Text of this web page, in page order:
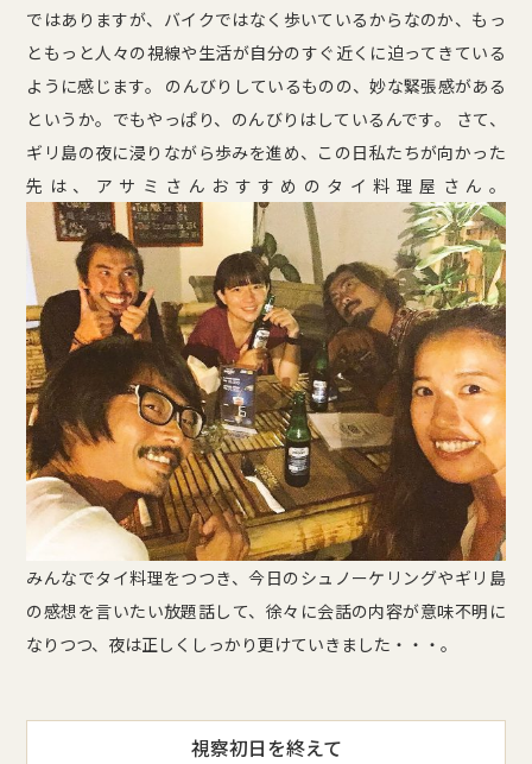
ではありますが、バイクではなく歩いているからなのか、もっ
ともっと人々の視線や生活が自分のすぐ近くに迫ってきている
ように感じます。 のんびりしているものの、妙な緊張感がある
というか。でもやっぱり、のんびりはしているんです。 さて、
ギリ島の夜に浸りながら歩みを進め、この日私たちが向かった
先は、アサミさんおすすめのタイ料理屋さん。
みんなでタイ料理をつつき、今日のシュノーケリングやギリ島
の感想を言いたい放題話して、徐々に会話の内容が意味不明に
なりつつ、夜は正しくしっかり更けていきました・・・。
視察初日を終えて